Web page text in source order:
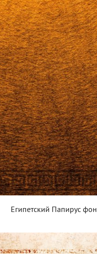
Египетский Папирус фон